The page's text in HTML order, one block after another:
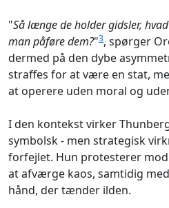
"Så længe de holder gidsler,
man påføre dem?"3, spørger
dermed på den dybe
straffes for at være en stat,
at operere uden moral og
I den kontekst virker
symbolsk - men strategisk
forfejlet. Hun protesterer
at afværge kaos, samtidig
hånd, der tænder ilden.